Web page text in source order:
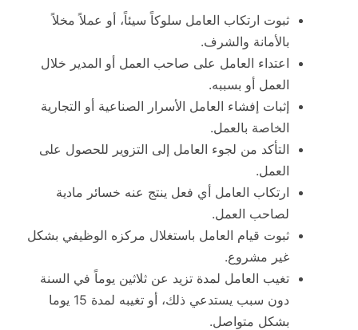
ثبوت ارتكاب العامل سلوكاً سيئاً، أو عملاً مخلاً
بالأمانة والشرف.
اعتداء العامل على صاحب العمل أو المدير خلال
العمل أو بسببه.
إثبات إفشاء العامل الأسرار الصناعية أو التجارية
الخاصة بالعمل.
التأكد من لجوء العامل إلى التزوير للحصول على
العمل.
ارتكاب العامل أي فعل ينتج عنه خسائر مادية
لصاحب العمل.
ثبوت قيام العامل باستغلال مركزه الوظيفي بشكل
غير مشروع.
تغيب العامل لمدة تزيد عن ثلاثين يوماً في السنة
دون سبب يستدعي ذلك، أو تغيبه لمدة 15 يوما
بشكل متواصل.